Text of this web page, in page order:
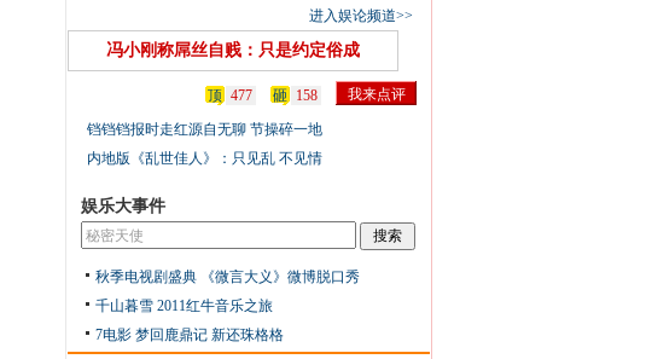
进入娱论频道>>
冯小刚称屌丝自贱：只是约定俗成
顶 477 砸
158
铛铛铛报时走红源自无聊 节操碎一地
内地版《乱世佳人》：只见乱 不见情
娱乐大事件
秋季电视剧盛典
《微言大义》微博脱口秀
千山暮雪 2011红牛音乐之旅
7电影 梦回鹿鼎记 新还珠格格